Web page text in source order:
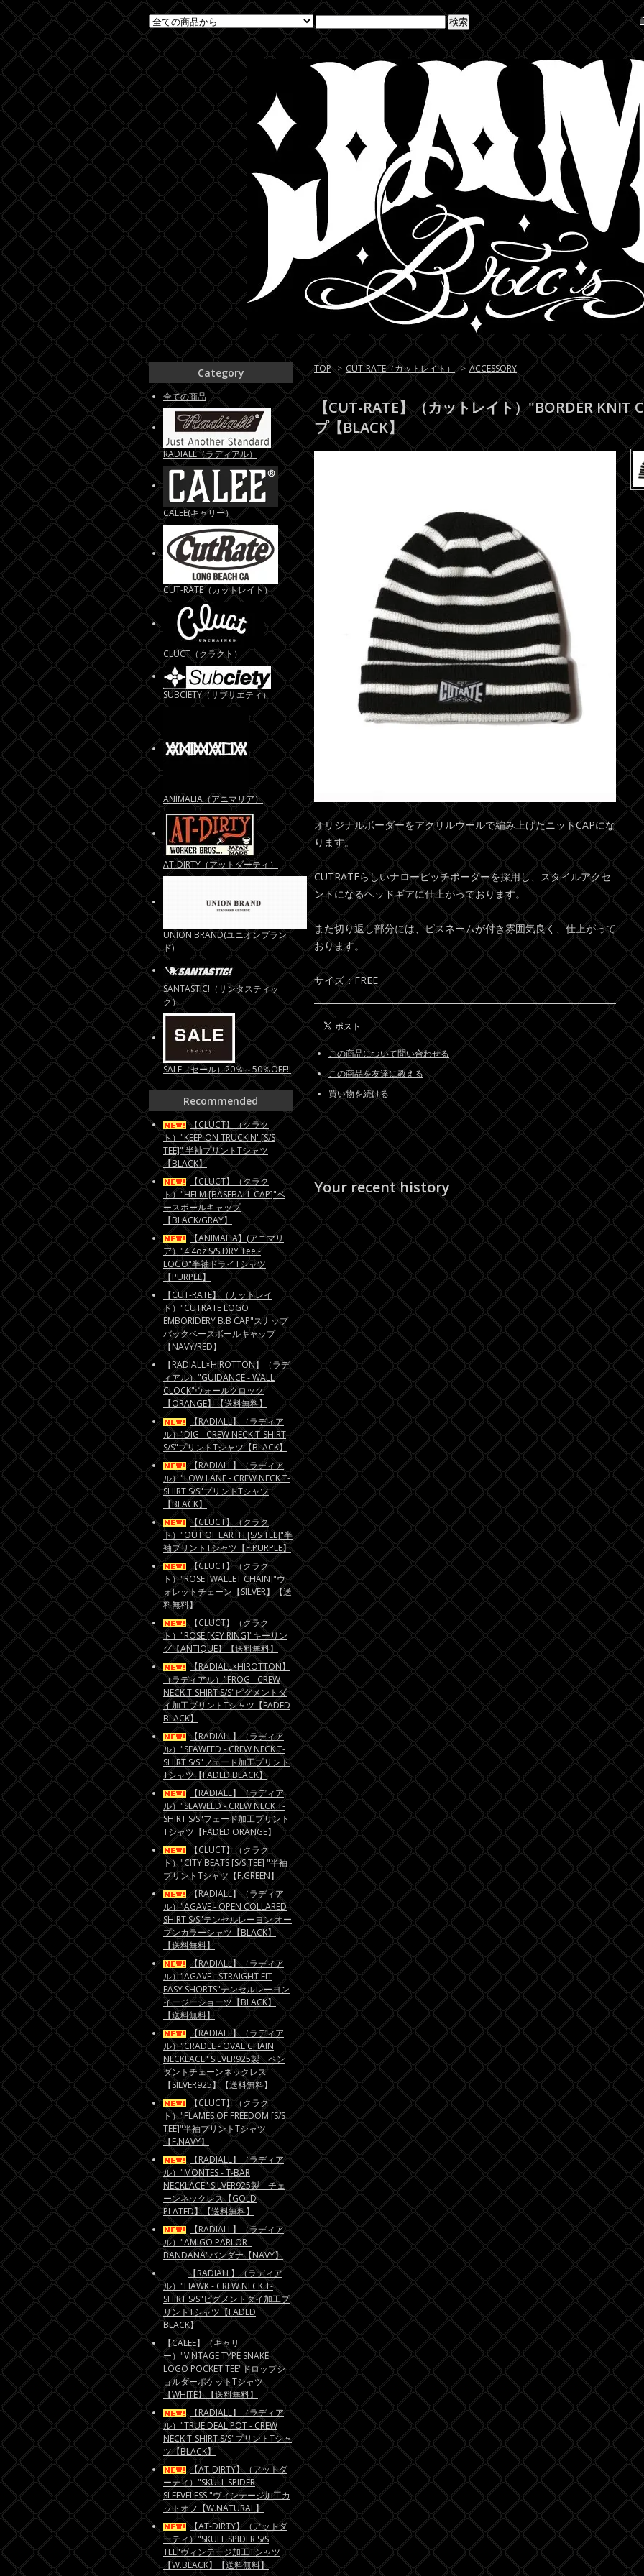
TOP > CUT-RATE（カットレイト） > ACCESSORY
【CUT-RATE】（カットレイト）"BORDER KNIT
プ【BLACK】
オリジナルボーダーをアクリルウールで編み上げたニットCAPにな
ります。
CUTRATEらしいナローピッチボーダーを採用し、スタイルアクセ
ントになるヘッドギアに仕上がっております。
また切り返し部分には、ピスネームが付き雰囲気良く、仕上がって
おります。
サイズ：FREE
この商品について問い合わせる
この商品を友達に教える
買い物を続ける
Your recent history
Category
全ての商品
RADIALL（ラディアル）
CALEE(キャリー）
CUT-RATE（カットレイト）
CLUCT（クラクト）
SUBCIETY（サブサエティ）
ANIMALIA（アニマリア）
AT-DIRTY（アットダーティ）
UNION BRAND(ユニオンブラン
ド)
SANTASTIC!（サンタスティッ
ク）
SALE（セール）20％～50％OFF!!
Recommended
【CLUCT】（クラク
ト）"KEEP ON TRUCKIN' [S/S
TEE]" 半袖プリントTシャツ
【BLACK】
【CLUCT】（クラク
ト）"HELM [BASEBALL CAP]"ベ
ースボールキャップ
【BLACK/GRAY】
【ANIMALIA】(アニマリ
ア）"4.4oz S/S DRY Tee -
LOGO"半袖ドライTシャツ
【PURPLE】
【CUT-RATE】（カットレイ
ト）"CUTRATE LOGO
EMBORIDERY B.B CAP"スナップ
バックベースボールキャップ
【NAVY/RED】
【RADIALL×HIROTTON】（ラデ
ィアル）"GUIDANCE - WALL
CLOCK"ウォールクロック
【ORANGE】【送料無料】
【RADIALL】（ラディア
ル）"DIG - CREW NECK T-SHIRT
S/S"プリントTシャツ【BLACK】
【RADIALL】（ラディア
ル）"LOW LANE - CREW NECK T-
SHIRT S/S"プリントTシャツ
【BLACK】
【CLUCT】（クラク
ト）"OUT OF EARTH [S/S TEE]"半
袖プリントTシャツ【F.PURPLE】
【CLUCT】（クラク
ト）"ROSE [WALLET CHAIN]"ウ
ォレットチェーン【SILVER】【送
料無料】
【CLUCT】（クラク
ト）"ROSE [KEY RING]"キーリン
グ【ANTIQUE】【送料無料】
【RADIALL×HIROTTON】
（ラディアル）"FROG - CREW
NECK T-SHIRT S/S"ピグメントダ
イ加工プリントTシャツ【FADED
BLACK】
【RADIALL】（ラディア
ル）"SEAWEED - CREW NECK T-
SHIRT S/S"フェード加工プリント
Tシャツ【FADED BLACK】
【RADIALL】（ラディア
ル）"SEAWEED - CREW NECK T-
SHIRT S/S"フェード加工プリント
Tシャツ【FADED ORANGE】
【CLUCT】（クラク
ト）"CITY BEATS [S/S TEE] "半袖
プリントTシャツ【F.GREEN】
【RADIALL】（ラディア
ル）"AGAVE - OPEN COLLARED
SHIRT S/S"テンセルレーヨン オー
プンカラーシャツ【BLACK】
【送料無料】
【RADIALL】（ラディア
ル）"AGAVE - STRAIGHT FIT
EASY SHORTS"テンセルレーヨン
イージーショーツ【BLACK】
【送料無料】
【RADIALL】（ラディア
ル）"CRADLE - OVAL CHAIN
NECKLACE" SILVER925製 ペン
ダントチェーンネックレス
【SILVER925】【送料無料】
【CLUCT】（クラク
ト）"FLAMES OF FREEDOM [S/S
TEE]"半袖プリントTシャツ
【F.NAVY】
【RADIALL】（ラディア
ル）"MONTES - T-BAR
NECKLACE" SILVER925製 チェ
ーンネックレス【GOLD
PLATED】【送料無料】
【RADIALL】（ラディア
ル）"AMIGO PARLOR -
BANDANA"バンダナ【NAVY】
【RADIALL】（ラディア
ル）"HAWK - CREW NECK T-
SHIRT S/S"ピグメントダイ加工プ
リントTシャツ【FADED
BLACK】
【CALEE】（キャリ
ー）"VINTAGE TYPE SNAKE
LOGO POCKET TEE"ドロップシ
ョルダーポケットTシャツ
【WHITE】【送料無料】
【RADIALL】（ラディア
ル）"TRUE DEAL POT - CREW
NECK T-SHIRT S/S"プリントTシャ
ツ【BLACK】
【AT-DIRTY】（アットダ
ーティ）"SKULL SPIDER
SLEEVELESS "ヴィンテージ加工カ
ットオフ【W.NATURAL】
【AT-DIRTY】（アットダ
ーティ）"SKULL SPIDER S/S
TEE"ヴィンテージ加工Tシャツ
【W.BLACK】【送料無料】